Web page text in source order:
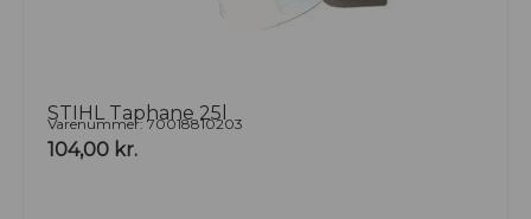
STIHL Taphane 25l
Varenummer: 70018810203
104,00 kr.